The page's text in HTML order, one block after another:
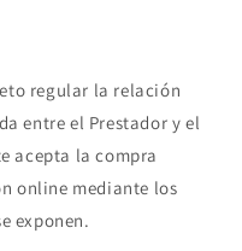
regular la relación
entre el Prestador y el
acepta la compra
online mediante los
exponen.